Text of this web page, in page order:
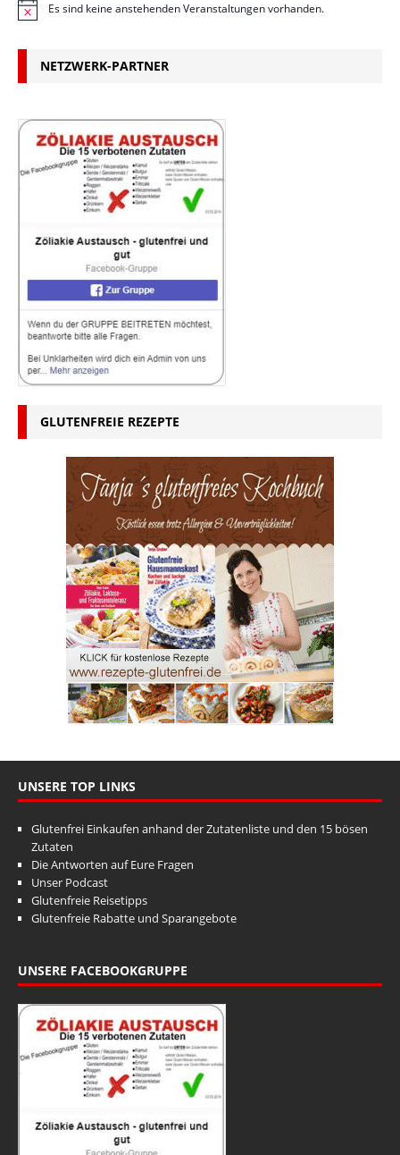
H
i
Es sind keine anstehenden Veranstaltungen vorhanden.
NETZWERK-PARTNER
GLUTENFREIE REZEPTE
UNSERE TOP LINKS
Glutenfrei Einkaufen anhand der Zutatenliste und den 15 bösen
Zutaten
Die Antworten auf Eure Fragen
Unser Podcast
Glutenfreie Reisetipps
Glutenfreie Rabatte und Sparangebote
UNSERE FACEBOOKGRUPPE